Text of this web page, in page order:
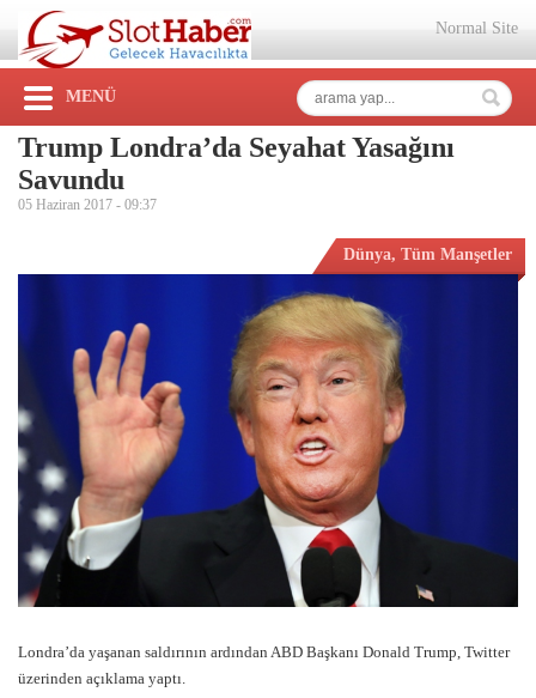
Normal Site
MENÜ
Trump Londra’da Seyahat Yasağını
Savundu
05 Haziran 2017 - 09:37
Dünya, Tüm Manşetler
Londra’da yaşanan saldırının ardından ABD Başkanı Donald Trump, Twitter
üzerinden açıklama yaptı.